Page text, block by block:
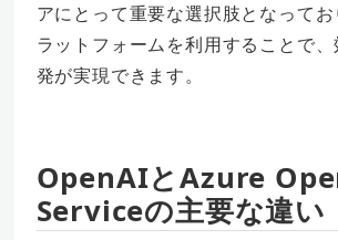
アにとって重要な選択肢となって
ラットフォームを利用することで
発が実現できます。
OpenAIとAzure
Serviceの主要な違い